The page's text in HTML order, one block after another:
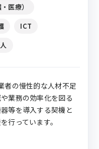
医療）
ICT
者の慢性的な人材不足
業務の効率化を図る
等を導入する契機と
行っています。